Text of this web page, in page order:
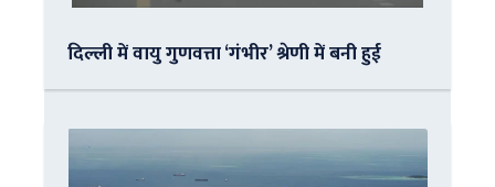
दिल्ली में वायु गुणवत्ता ‘गंभीर’ श्रेणी में बनी हुई